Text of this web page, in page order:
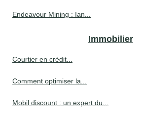
Endeavour Mining : Ian...
Immobilier
Courtier en crédit...
Comment optimiser la...
Mobil discount : un expert du...